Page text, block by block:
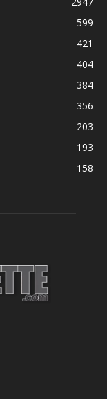
599
421
404
384
356
203
193
158